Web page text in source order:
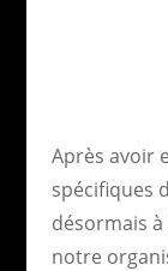
Après avoir
spécifiques
désormais
notre